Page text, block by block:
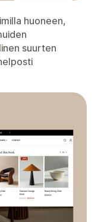
huoneen,
suurten